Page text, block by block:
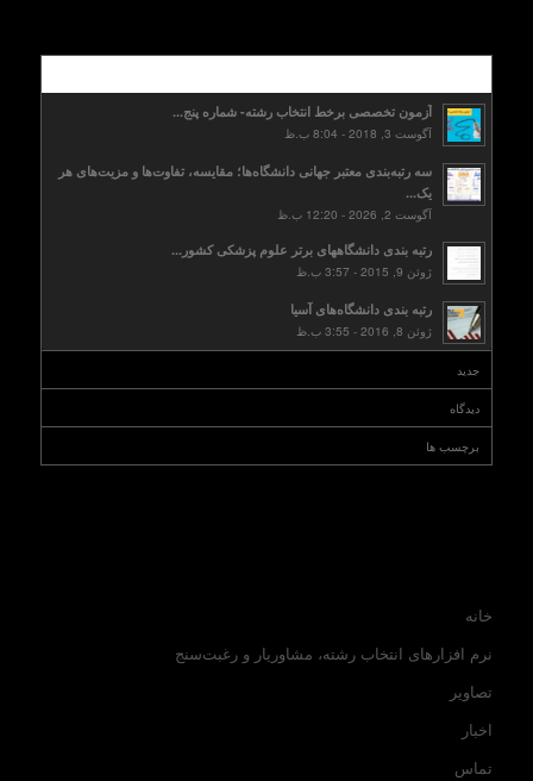
آزمون تخصصی برخط انتخاب رشته- شماره پنج...
آگوست 3, 2018 - 8:04 ب.ظ
سه رتبه‌بندی معتبر جهانی دانشگاه‌ها؛ مقایسه، تفاوت‌ها و مزیت‌های هر
یک...
آگوست 2, 2026 - 12:20 ب.ظ
رتبه بندی دانشگاههای برتر علوم پزشکی کشور...
ژوئن 9, 2015 - 3:57 ب.ظ
رتبه بندی دانشگاه‌های آسیا
ژوئن 8, 2016 - 3:55 ب.ظ
جدید
دیدگاه
برچسب ها
خانه
نرم افزارهای انتخاب رشته، مشاوریار و رغبت‌سنج
تصاویر
اخبار
تماس